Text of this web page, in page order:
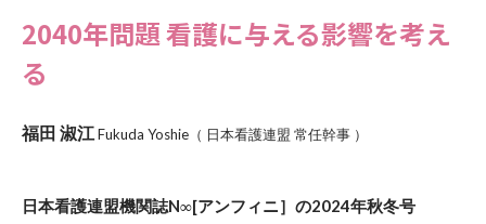
2040年問題 看護に与える影響を考え
る
福田 淑江Fukuda Yoshie（ 日本看護連盟 常任幹事 ）
日本看護連盟機関誌N∞[アンフィニ］の2024年秋冬号